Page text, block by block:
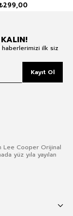
haberlerimizi ilk siz
Kayıt Ol
Lee Cooper Orijinal
yüz yıla yayılan